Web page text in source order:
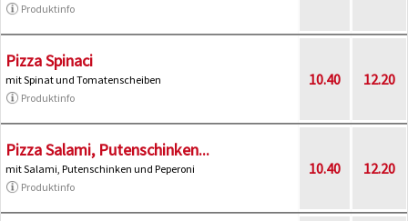
Produktinfo
Pizza Spinaci
mit Spinat und Tomatenscheiben
Produktinfo
10.40 12.20
Pizza Salami, Putenschinken...
mit Salami, Putenschinken und Peperoni
Produktinfo
10.40 12.20